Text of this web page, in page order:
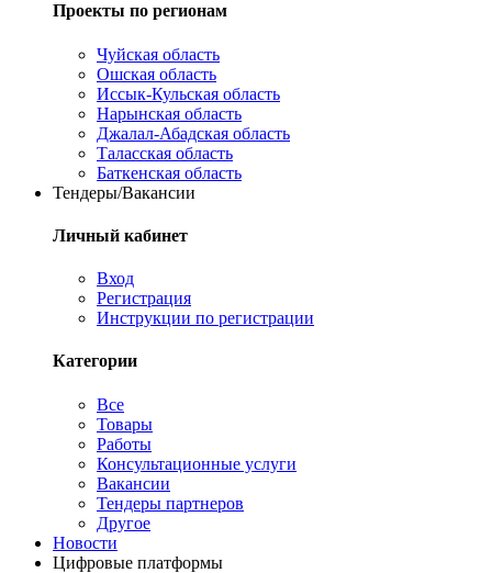
Проекты по регионам
Чуйская область
Ошская область
Иссык-Кульская область
Нарынская область
Джалал-Абадская область
Таласская область
Баткенская область
Тендеры/Вакансии
Личный кабинет
Вход
Регистрация
Инструкции по регистрации
Категории
Все
Товары
Работы
Консультационные услуги
Вакансии
Тендеры партнеров
Другое
Новости
Цифровые платформы